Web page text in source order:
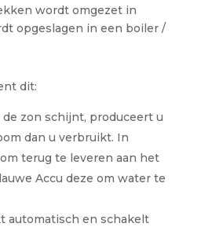
wordt omgezet in
opgeslagen in een boiler /
dit:
de zon schijnt, produceert u
dan u verbruikt. In
terug te leveren aan het
Accu deze om water te
automatisch en schakelt